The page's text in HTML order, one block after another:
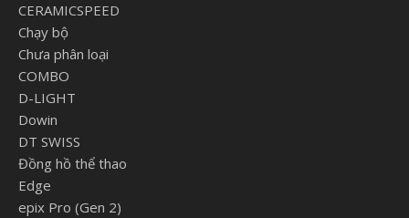
CERAMICSPEED
Chạy bộ
Chưa phân loại
COMBO
D-LIGHT
Dowin
DT SWISS
Đồng hồ thể thao
Edge
epix Pro (Gen 2)